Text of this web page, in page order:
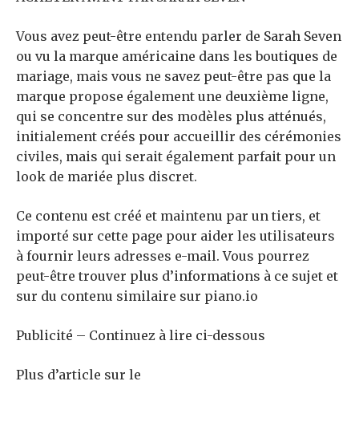
Vous avez peut-être entendu parler de Sarah Seven
ou vu la marque américaine dans les boutiques de
mariage, mais vous ne savez peut-être pas que la
marque propose également une deuxième ligne,
qui se concentre sur des modèles plus atténués,
initialement créés pour accueillir des cérémonies
civiles, mais qui serait également parfait pour un
look de mariée plus discret.
Ce contenu est créé et maintenu par un tiers, et
importé sur cette page pour aider les utilisateurs
à fournir leurs adresses e-mail. Vous pourrez
peut-être trouver plus d’informations à ce sujet et
sur du contenu similaire sur piano.io
Publicité – Continuez à lire ci-dessous
Plus d’article sur le